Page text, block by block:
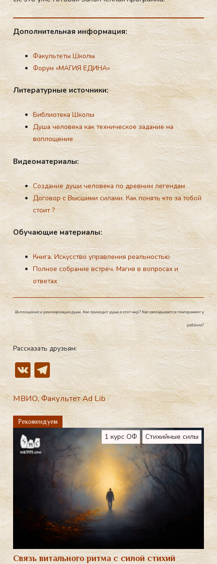
До­пол­ни­тель­ная ин­фор­ма­ция:
Факультеты Школы
Форум «МАГИЯ ЕДИНА»
Ли­те­ра­тур­ные ис­точ­ни­ки:
Библиотека Школы
Душа человека как техническое задание на
воплощение
Ви­де­ома­те­ри­алы:
Создание души человека по древним легендам
Договор с Высшими силами. Как понять кто за тобой
стоит ?
Обу­ча­ющие ма­те­ри­алы:
Книга. Искусство управления реальностью
Полное собрание встреч. Магия в вопросах и
ответах
Воплощение и реинкарнация души. Как приходит душа в этот мир? Как закладывается темперамент у
ребёнка?
Рассказать друзьям:
V
K
T
el
e
gr
a
m
МВИО,Факультет Ad Lib
Рекомендуем
1 курс ОФ Стихийные силы
Связь витального ритма с силой стихий